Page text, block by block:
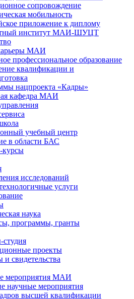
сопровождение
мобильность
приложение к диплому
институт МАИ-ШУЦТ
МАИ
профессиональное образование
квалификации и
нацпроекта «Кадры»
кафедра МАИ
учебный центр
в области БАС
исследований
услуги
наука
программы, гранты
студия
проекты
и свидетельства
мероприятия МАИ
научные мероприятия
высшей квалификации